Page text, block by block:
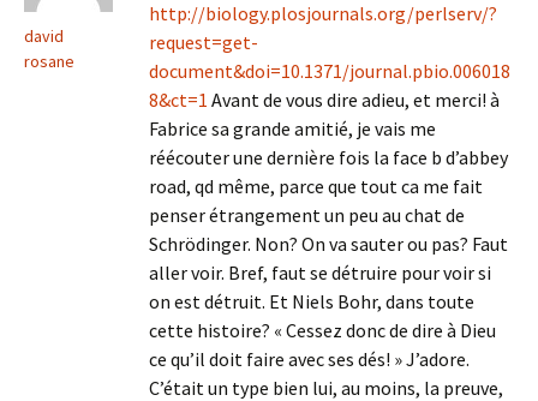
david
rosane
http://biology.plosjournals.org/perlserv/?
request=get-
document&doi=10.1371/journal.pbio.006018
8&ct=1 Avant de vous dire adieu, et merci! à
Fabrice sa grande amitié, je vais me
réécouter une dernière fois la face b d’abbey
road, qd même, parce que tout ca me fait
penser étrangement un peu au chat de
Schrödinger. Non? On va sauter ou pas? Faut
aller voir. Bref, faut se détruire pour voir si
on est détruit. Et Niels Bohr, dans toute
cette histoire? « Cessez donc de dire à Dieu
ce qu’il doit faire avec ses dés! » J’adore.
C’était un type bien lui, au moins, la preuve,